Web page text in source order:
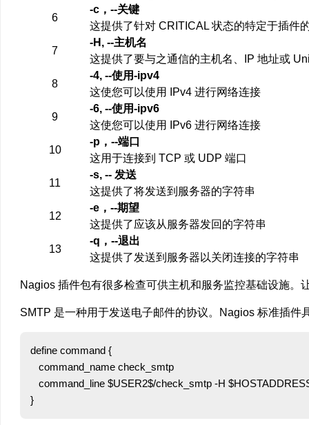
6
-c，--关键
这提供了针对 CRITICAL 状态的特定于插件
7
-H, --主机名
这提供了要与之通信的主机名、IP 地址或
8
-4, --使用-ipv4
这使您可以使用 IPv4 进行网络连接
9
-6, --使用-ipv6
这使您可以使用 IPv6 进行网络连接
10
-p，--端口
这用于连接到 TCP 或 UDP 端口
11
-s, -- 发送
这提供了将发送到服务器的字符串
12
-e，--期望
这提供了应该从服务器发回的字符串
13
-q，--退出
这提供了发送到服务器以关闭连接的字符串
Nagios 插件包有很多检查可供主机和服务监控基础设施。
SMTP 是一种用于发送电子邮件的协议。Nagios 标准插
define command {
   command_name check_smtp
command_line $USER2$/check_smtp -H